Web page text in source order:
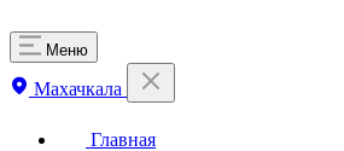
Меню
Махачкала
Главная